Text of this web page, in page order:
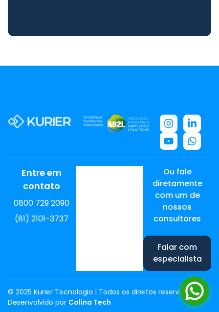
Entre em
contato
0800 729 2090
(81) 2101-3737
Ou fale
diretamente
com um de
nossos
consultores
Falar com
especialista
© 2025 Kurier Tecnologia | Todos os direitos reservados
Desenvolvido por Colina Tech